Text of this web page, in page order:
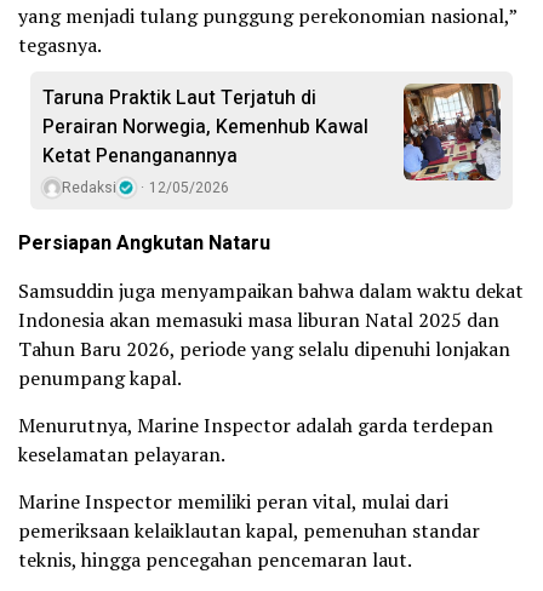
yang menjadi tulang punggung perekonomian nasional,”
tegasnya.
Taruna Praktik Laut Terjatuh di
Perairan Norwegia, Kemenhub Kawal
Ketat Penanganannya
Redaksi 12/05/2026
Persiapan Angkutan Nataru
Samsuddin juga menyampaikan bahwa dalam waktu dekat
Indonesia akan memasuki masa liburan Natal 2025 dan
Tahun Baru 2026, periode yang selalu dipenuhi lonjakan
penumpang kapal.
Menurutnya, Marine Inspector adalah garda terdepan
keselamatan pelayaran.
Marine Inspector memiliki peran vital, mulai dari
pemeriksaan kelaiklautan kapal, pemenuhan standar
teknis, hingga pencegahan pencemaran laut.